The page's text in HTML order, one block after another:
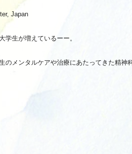
Japan
学生が増えているーー。
のメンタルケアや治療にあたってきた精神